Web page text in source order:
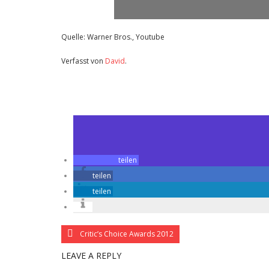
Quelle: Warner Bros., Youtube
Verfasst von David.
teilen
teilen
teilen
Critic’s Choice Awards 2012
LEAVE A REPLY